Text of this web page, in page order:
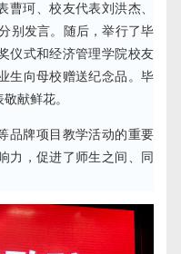
曹珂、校友代表刘洪杰、
别发言。随后，举行了毕
仪式和经济管理学院校友
生向母校赠送纪念品。毕
献鲜花。
品牌项目教学活动的重要
力，促进了师生之间、同